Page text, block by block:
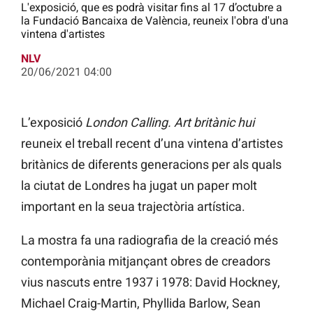
L'exposició, que es podrà visitar fins al 17 d’octubre a
la Fundació Bancaixa de València, reuneix l'obra d'una
vintena d'artistes
NLV
20/06/2021 04:00
L’exposició London Calling. Art britànic hui
reuneix el treball recent d’una vintena d’artistes
britànics de diferents generacions per als quals
la ciutat de Londres ha jugat un paper molt
important en la seua trajectòria artística.
La mostra fa una radiografia de la creació més
contemporània mitjançant obres de creadors
vius nascuts entre 1937 i 1978: David Hockney,
Michael Craig-Martin, Phyllida Barlow, Sean